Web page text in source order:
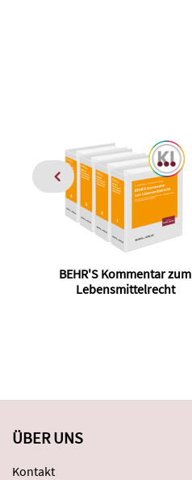
BEHR'S Kommentar zum
Lebensmittelrecht
ÜBER UNS
Kontakt